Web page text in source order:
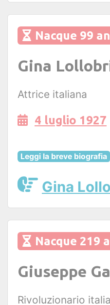
Nacque 99
Gina
Attrice italiana
4 luglio 1927
Leggi la breve biografia
Gina
Nacque 219
Giuseppe
Rivoluzionario